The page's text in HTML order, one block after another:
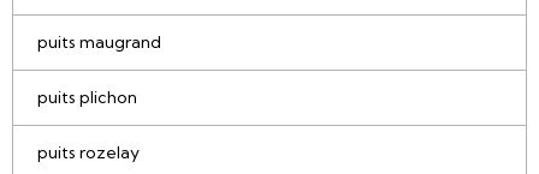
puits maugrand
puits plichon
puits rozelay